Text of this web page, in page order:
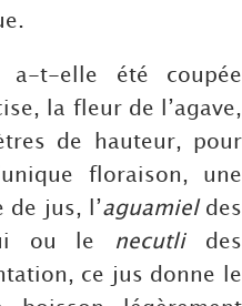
t-elle été coupée
la fleur de l’agave,
de hauteur, pour
floraison, une
de jus, l’aguamieldes
ou le necutlides
ce jus donne le